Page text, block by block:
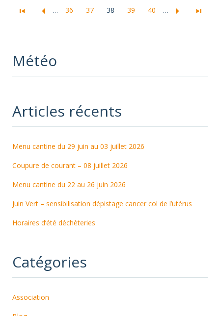
… 36 37 38 39 40 …
Météo
Articles récents
Menu cantine du 29 juin au 03 juillet 2026
Coupure de courant – 08 juillet 2026
Menu cantine du 22 au 26 juin 2026
Juin Vert – sensibilisation dépistage cancer col de l’utérus
Horaires d’été déchèteries
Catégories
Association